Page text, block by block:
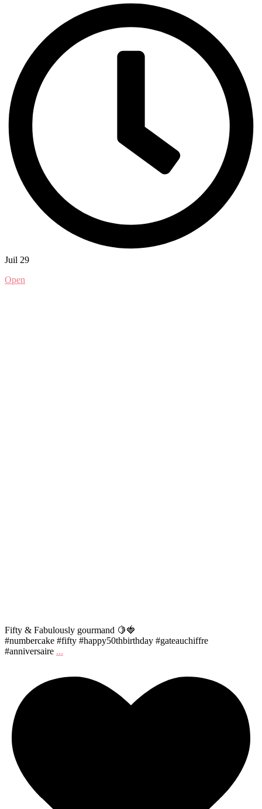
Juil 29
Open
Fifty & Fabulously gourmand 🍋🍓
#numbercake #fifty #happy50thbirthday #gateauchiffre
#anniversaire ...